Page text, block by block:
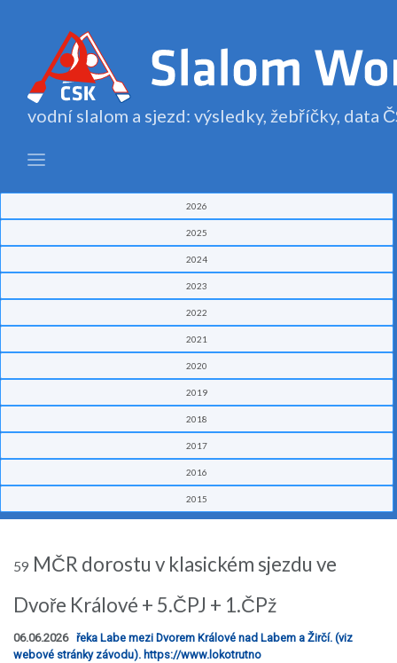
vodní slalom a sjezd: výsledky, žebříčky, data
2026
2025
2024
2023
2022
2021
2020
2019
2018
2017
2016
2015
59 MČR dorostu v klasickém sjezdu ve
Dvoře Králové + 5.ČPJ + 1.ČPž
06.06.2026 řeka Labe mezi Dvorem Králové nad Labem a Žirčí. (viz
webové stránky závodu). https://www.lokotrutno